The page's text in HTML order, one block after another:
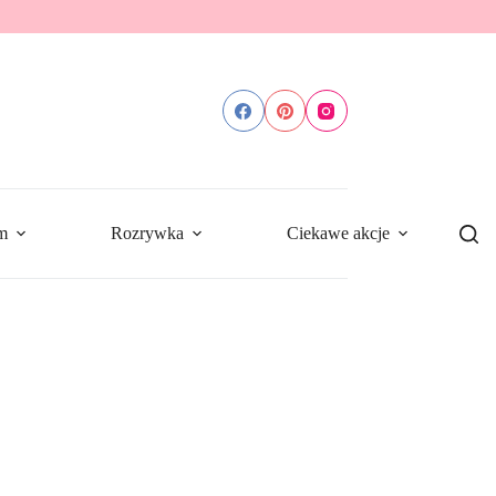
Rozrywka Ciekawe akcje